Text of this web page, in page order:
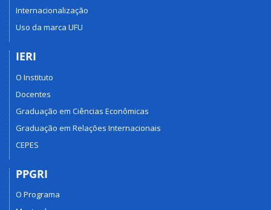
Internacionalização
Uso da marca UFU
IERI
O Instituto
Docentes
Graduação em Ciências Econômicas
Graduação em Relações Internacionais
CEPES
PPGRI
O Programa